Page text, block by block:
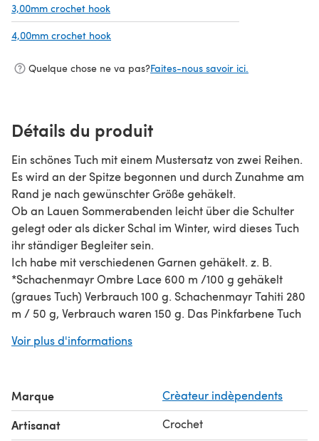
3,00mm crochet hook
4,00mm crochet hook
Quelque chose ne va pas?Faites-nous savoir ici.
Détails du produit
Ein schönes Tuch mit einem Mustersatz von zwei Reihen.
Es wird an der Spitze begonnen und durch Zunahme am
Rand je nach gewünschter Größe gehäkelt.
Ob an Lauen Sommerabenden leicht über die Schulter
gelegt oder als dicker Schal im Winter, wird dieses Tuch
ihr ständiger Begleiter sein.
Ich habe mit verschiedenen Garnen gehäkelt. z. B.
*Schachenmayr Ombre Lace 600 m /100 g gehäkelt
(graues Tuch) Verbrauch 100 g. Schachenmayr Tahiti 280
m / 50 g, Verbrauch waren 150 g. Das Pinkfarbene Tuch
Wollmarkt * In dieser 9 seitigen Anleitung wird das
die einzelene Schritte innerhalb der Reihen.
Meine Anleitung beinhaltet jedoch keinen Grundkurs in
häkeln. Voraussetzung ist, dass Sie Luftmaschen, Feste
Voir plus d'informations
Marque Crèateur indèpendents
Artisanat Crochet